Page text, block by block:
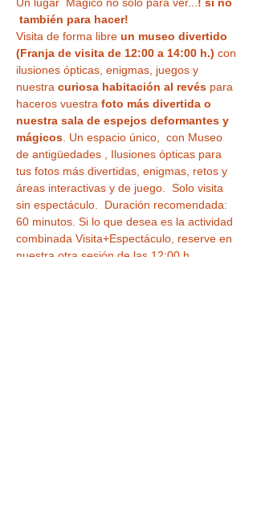
también para hacer!
Visita de forma libre un museo divertido
(Franja de visita de 12:00 a 14:00 h.) con
ilusiones ópticas, enigmas, juegos y
nuestra curiosa habitación al revés para
haceros vuestra foto más divertida o
nuestra sala de espejos deformantes y
mágicos . Un espacio único,  con Museo
de antigüedades , Ilusiones ópticas para
tus fotos más divertidas, enigmas, retos y
áreas interactivas y de juego.  Solo visita
sin espectáculo.  Duración recomendada:
60 minutos. Si lo que desea es la actividad
combinada Visita+Espectáculo, reserve en
nuestra otra sesión de las 12:00 h.